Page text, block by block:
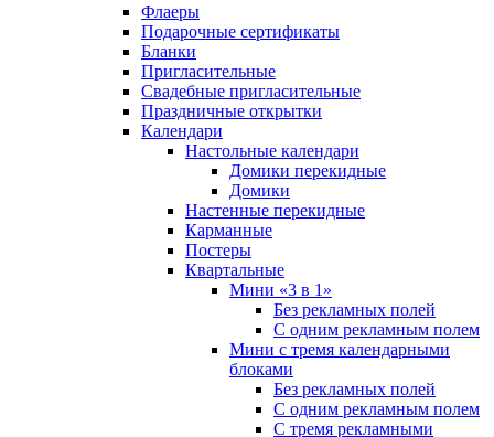
Флаеры
Подарочные сертификаты
Бланки
Пригласительные
Свадебные пригласительные
Праздничные открытки
Календари
Настольные календари
Домики перекидные
Домики
Настенные перекидные
Карманные
Постеры
Квартальные
Мини «3 в 1»
Без рекламных полей
С одним рекламным полем
Мини с тремя календарными
блоками
Без рекламных полей
С одним рекламным полем
С тремя рекламными